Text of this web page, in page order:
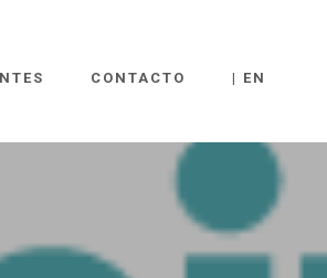
CONTACTO | EN